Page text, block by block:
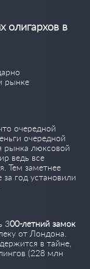
олигархов в
рынке
очередной
очередной
рынка люксовой
ведь все
Тем заметнее
год установили
300-летний замок
от Лондона.
в тайне,
(228 млн